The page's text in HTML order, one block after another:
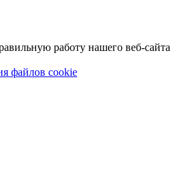
работу нашего веб-сайта
файлов cookie